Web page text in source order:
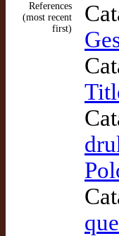
References
(most recent
first)